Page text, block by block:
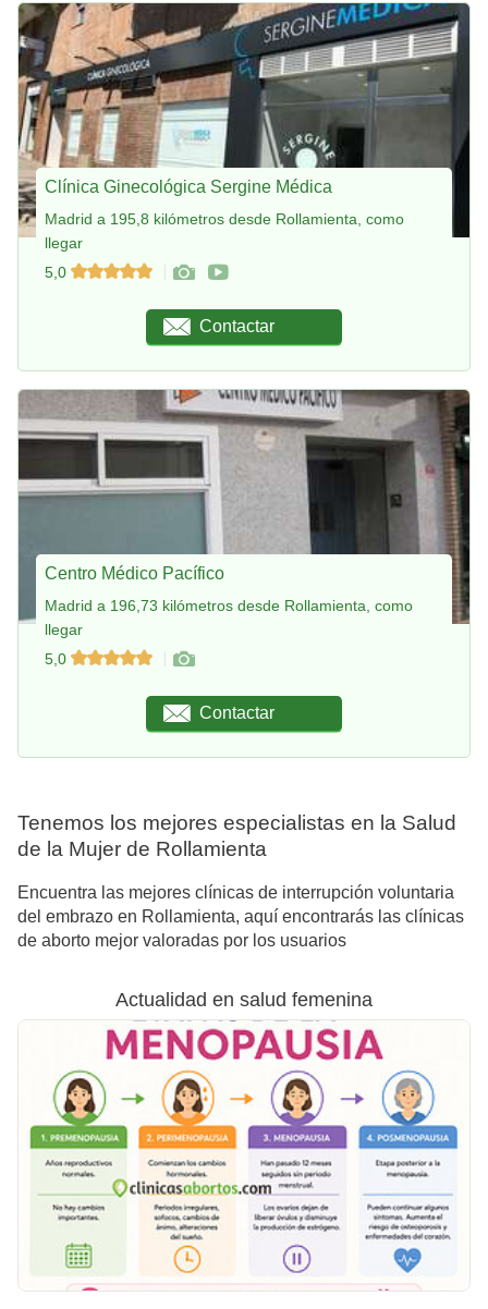
Clínica Ginecológica Sergine Médica
Madrid a 195,8 kilómetros desde Rollamienta, como
llegar
5,0
Contactar
Centro Médico Pacífico
Madrid a 196,73 kilómetros desde Rollamienta, como
llegar
5,0
Contactar
Tenemos los mejores especialistas en la Salud
de la Mujer de Rollamienta
Encuentra las mejores clínicas de interrupción voluntaria
del embrazo en Rollamienta, aquí encontrarás las clínicas
de aborto mejor valoradas por los usuarios
Actualidad en salud femenina